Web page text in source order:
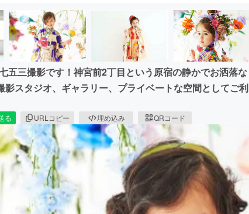
五三撮影です！神宮前2丁目という原宿の静かでお洒落な
スタジオ、ギャラリー、プライベートな空間としてご利
る URLコピー 埋め込み QRコード